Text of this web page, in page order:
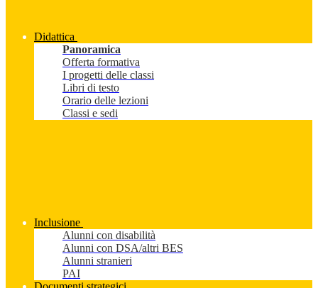
Didattica
Panoramica
Offerta formativa
I progetti delle classi
Libri di testo
Orario delle lezioni
Classi e sedi
Inclusione
Alunni con disabilità
Alunni con DSA/altri BES
Alunni stranieri
PAI